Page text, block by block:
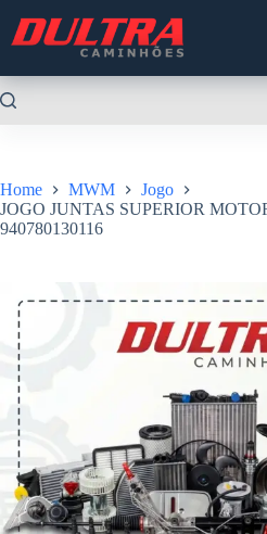
para
Home MWM
Jogo
JOGO JUNTAS SUPERIOR
940780130116